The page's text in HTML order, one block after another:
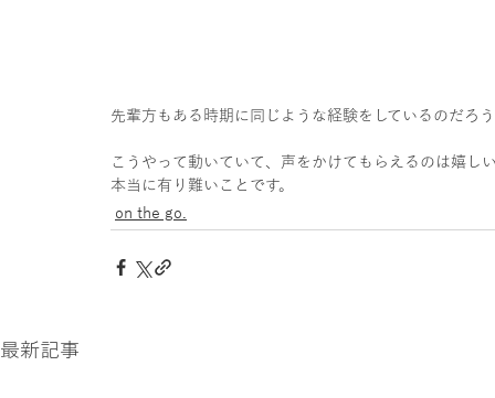
先輩方もある時期に同じような経験をしているのだろう
こうやって動いていて、声をかけてもらえるのは嬉しい
本当に有り難いことです。
on the go.
最新記事